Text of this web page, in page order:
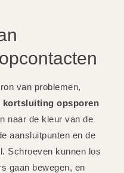
van problemen,
kortsluiting opsporen
naar de kleur van de
aansluitpunten en de
Schroeven kunnen los
gaan bewegen, en